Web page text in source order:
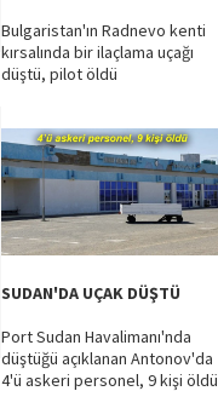
Bulgaristan'ın Radnevo kenti
kırsalında bir ilaçlama uçağı
düştü, pilot öldü
SUDAN'DA UÇAK DÜŞTÜ
Port Sudan Havalimanı'nda
düştüğü açıklanan Antonov'da
4'ü askeri personel, 9 kişi öldü